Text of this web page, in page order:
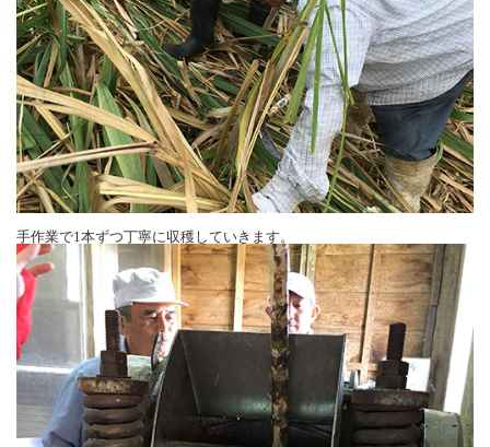
手作業で1本ずつ丁寧に収穫していきます。